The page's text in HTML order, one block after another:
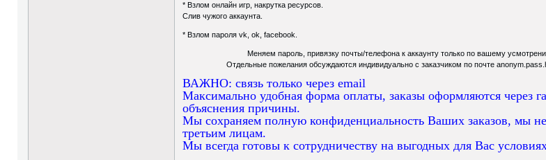
* Взлом онлайн игр, накрутка ресурсов.
Слив чужого аккаунта.
* Взлом пароля vk, ok, facebook.
Меняем пароль, привязку почты/телефона к аккаунту только по вашему
Отдельные пожелания обсуждаются индивидуально с заказчиком по почте
ВАЖНО: связь только через email
Максимально удобная форма оплаты, заказы оформляются через
объяснения причины.
Мы сохраняем полную конфиденциальность Ваших заказов, мы
третьим лицам.
Мы всегда готовы к сотрудничеству на выгодных для Вас